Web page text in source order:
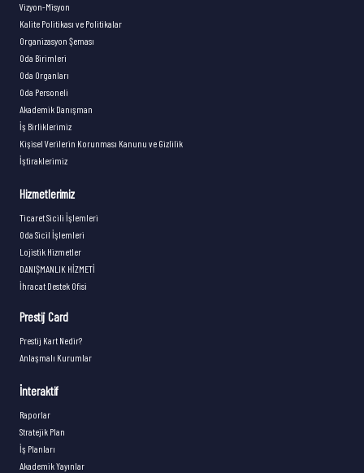
Vizyon-Misyon
Kalite Politikası ve Politikalar
Organizasyon Şeması
Oda Birimleri
Oda Organları
Oda Personeli
Akademik Danışman
İş Birliklerimiz
Kişisel Verilerin Korunması Kanunu ve Gizlilik
İştiraklerimiz
Hizmetlerimiz
Ticaret Sicili İşlemleri
Oda Sicil İşlemleri
Lojistik Hizmetler
DANIŞMANLIK HİZMETİ
İhracat Destek Ofisi
Prestij Card
Prestij Kart Nedir?
Anlaşmalı Kurumlar
İnteraktif
Raporlar
Stratejik Plan
İş Planları
Akademik Yayınlar